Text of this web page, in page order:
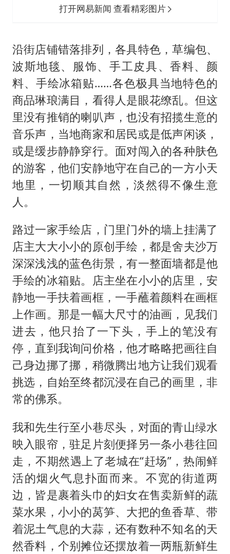
打开网易新闻 查看精彩图片
沿街店铺错落排列，各具特色，草编包、
波斯地毯、服饰、手工皮具、香料、颜
料、手绘冰箱贴……各色极具当地特色的
商品琳琅满目，看得人是眼花缭乱。但这
里没有推销的喇叭声，也没有招揽生意的
音乐声，当地商家和居民或是低声闲谈，
或是缓步静静穿行。面对闯入的各种肤色
的游客，他们安静地守在自己的一方小天
地里，一切顺其自然，淡然得不像生意
人。
路过一家手绘店，门里门外的墙上挂满了
店主大大小小的原创手绘，都是舍夫沙万
深深浅浅的蓝色街景，有一整面墙都是他
手绘的冰箱贴。店主坐在小小的店里，安
静地一手扶着画框，一手蘸着颜料在画框
上作画。那是一幅大尺寸的油画，见我们
进去，他只抬了一下头，手上的笔没有
停，直到我询问价格，他才略略把画往自
己身边挪了挪，稍微腾出地方让我们观看
挑选，自始至终都沉浸在自己的画里，非
常的佛系。
我和先生行至小巷尽头，对面的青山绿水
映入眼帘，驻足片刻便择另一条小巷往回
走，不期然遇上了老城在“赶场”，热闹鲜
活的烟火气息扑面而来。不宽的街道两
边，皆是裹着头巾的妇女在售卖新鲜的蔬
菜水果，小小的莴笋、大把的鱼香草、带
着泥土气息的大蒜，还有数种不知名的天
然香料，个别摊位还摆放着一两瓶新鲜生